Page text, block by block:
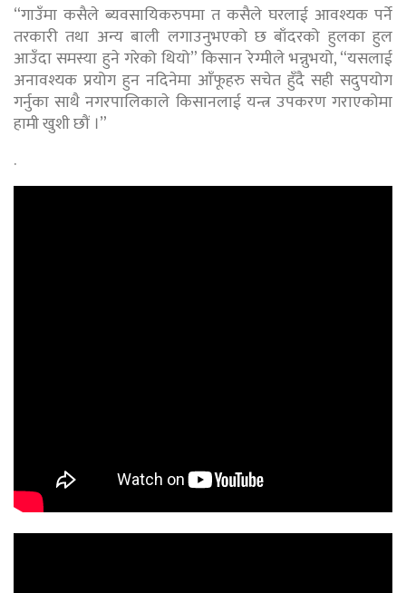
“गाउँमा कसैले ब्यवसायिकरुपमा त कसैले घरलाई आवश्यक पर्ने
तरकारी तथा अन्य बाली लगाउनुभएको छ बाँदरको हुलका हुल
आउँदा समस्या हुने गरेको थियो” किसान रेग्मीले भन्नुभयो, “यसलाई
अनावश्यक प्रयोग हुन नदिनेमा आँफूहरु सचेत हुँदै सही सदुपयोग
गर्नुका साथै नगरपालिकाले किसानलाई यन्त्र उपकरण गराएकोमा
हामी खुशी छौं ।”
.